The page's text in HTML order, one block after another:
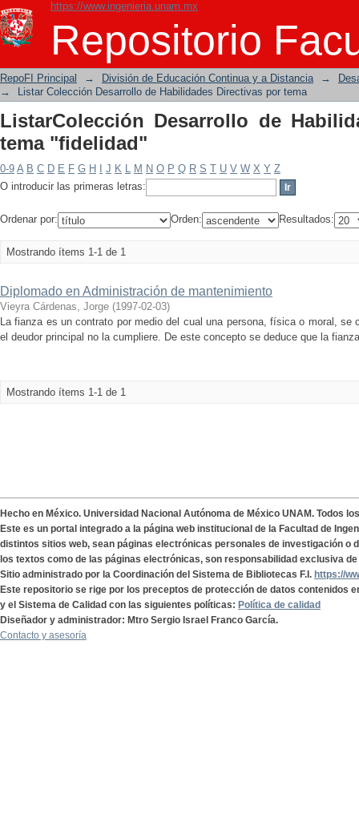
https://www.ingenieria.unam.mx
Repositorio
ListarColección Desarrollo de
RepoFI Principal → División de Educación Continua y a Distancia →
→
Listar Colección Desarrollo de Habilidades Directivas por tema
ListarColección Desarrollo de
tema "fidelidad"
0-9 A B C D E F G H J K L M N O P Q R S T U V W X Y Z
O introducir las primeras letras:
Ordenar por: Orden: Resultados:
Mostrando ítems 1-1 de 1
Diplomado en Administración de mantenimiento
Vieyra Cárdenas, Jorge (1997-02-03)
La fianza es un contrato por medio del cual una persona, física o moral, se
el deudor principal no la cumpliere. De este concepto se deduce que la
Mostrando ítems 1-1 de 1
Hecho en México. Universidad Nacional Autónoma de México UNAM. Todos
Este es un portal integrado a la página web institucional de la Facultad de
distintos sitios web, sean páginas electrónicas personales de investigación o
los textos como de las páginas electrónicas, son responsabilidad exclusiva
Sitio administrado por la Coordinación del Sistema de Bibliotecas F.I. https://
Este repositorio se rige por los preceptos de protección de datos contenidos
y el Sistema de Calidad con las siguientes políticas: Política de calidad
Diseñador y administrador: Mtro Sergio Israel Franco García.
Contacto y asesoría